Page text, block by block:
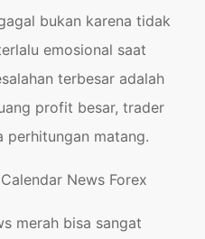
bukan karena tidak
emosional saat
terbesar adalah
profit besar, trader
perhitungan matang.
merah bisa sangat